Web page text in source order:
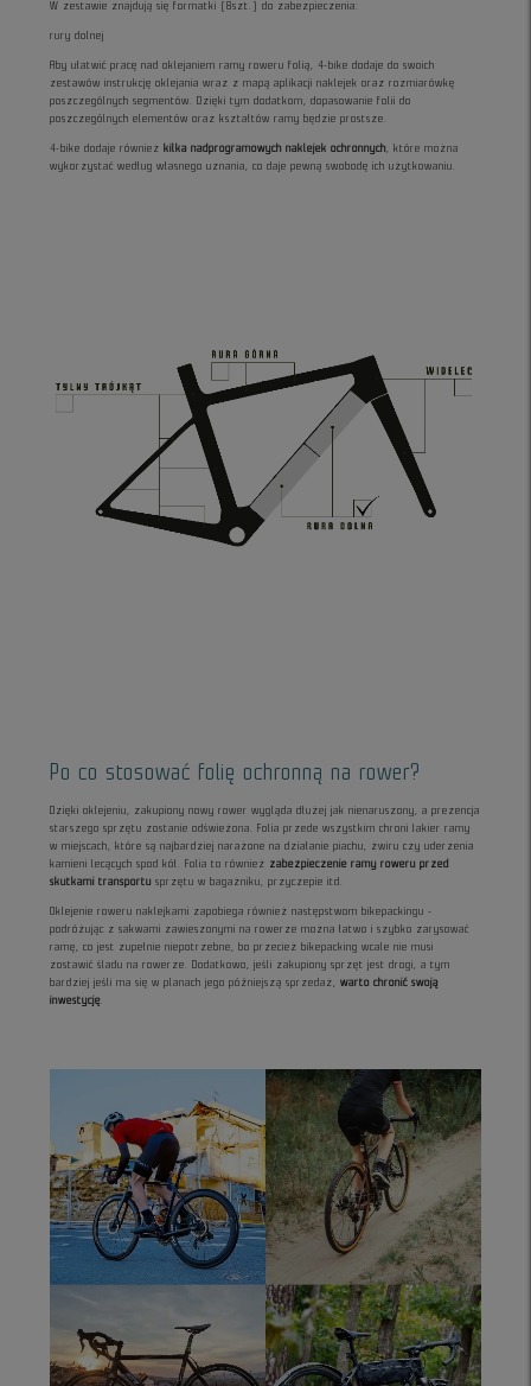
W zestawie znajdują się formatki (8szt.) do zabezpieczenia:
rury dolnej
Aby ułatwić pracę nad oklejaniem ramy roweru folią, 4-bike dodaje do swoich
zestawów instrukcję oklejania wraz z mapą aplikacji naklejek oraz rozmiarówkę
poszczególnych segmentów. Dzięki tym dodatkom, dopasowanie folii do
poszczególnych elementów oraz kształtów ramy będzie prostsze.
4-bike dodaje również kilka nadprogramowych naklejek ochronnych
, które można
wykorzystać według własnego uznania, co daje pewną swobodę ich użytkowaniu.
Po co stosować folię ochronną na rower?
Dzięki oklejeniu, zakupiony nowy rower wygląda dłużej jak nienaruszony, a prezencja
starszego sprzętu zostanie odświeżona. Folia przede wszystkim chroni lakier ramy
w miejscach, które są najbardziej narażone na działanie piachu, żwiru czy uderzenia
kamieni lecących spod kół. Folia to również zabezpieczenie ramy roweru przed
skutkami transportu sprzętu w bagażniku, przyczepie itd.
Oklejenie roweru naklejkami zapobiega również następstwom bikepackingu -
podróżując z sakwami zawieszonymi na rowerze można łatwo i szybko zarysować
ramę, co jest zupełnie niepotrzebne, bo przecież bikepacking wcale nie musi
zostawić śladu na rowerze. Dodatkowo, jeśli zakupiony sprzęt jest drogi, a tym
bardziej jeśli ma się w planach jego późniejszą sprzedaż,warto chronić swoją
inwestycję